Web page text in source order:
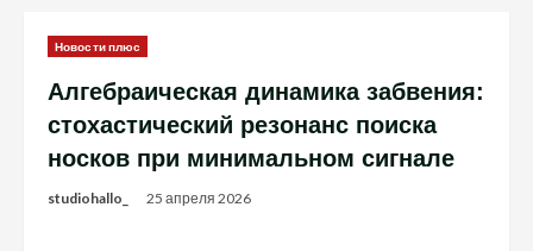
Новости плюс
Алгебраическая динамика забвения:
стохастический резонанс поиска
носков при минимальном сигнале
studiohallo_ 25 апреля 2026